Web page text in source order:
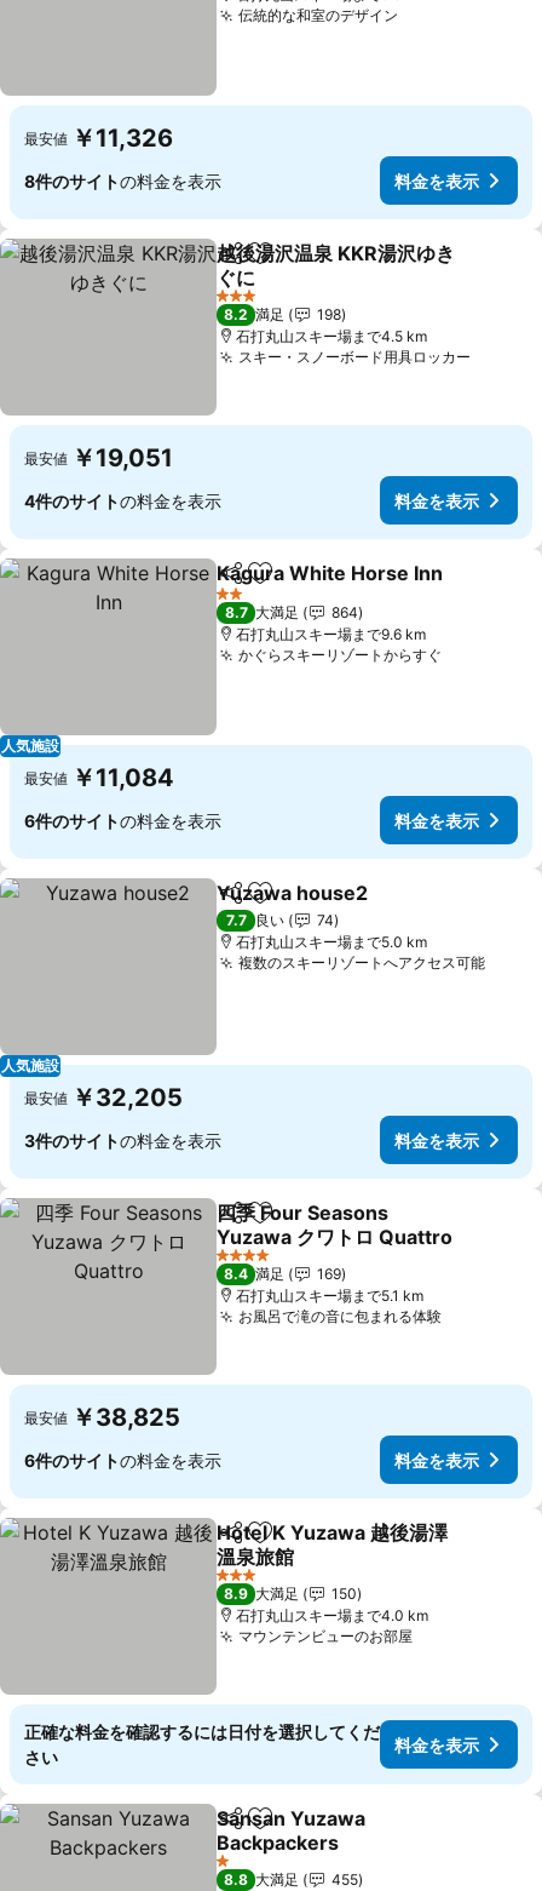
伝統的な和室のデザイン
最安値 ￥11,326
8件のサイトの料金を表示 料金を表示
シェアお気に入りに追加
越後湯沢温泉 KKR湯沢ゆき
ぐに
3 ホテルのランク
8.2 満足
198
石打丸山スキー場まで4.5 km
スキー・スノーボード用具ロッカー
最安値 ￥19,051
4件のサイトの料金を表示 料金を表示
人気施設
シェアお気に入りに追加
Kagura White Horse Inn
2 ホテルのランク
8.7 大満足
864
石打丸山スキー場まで9.6 km
かぐらスキーリゾートからすぐ
最安値 ￥11,084
6件のサイトの料金を表示 料金を表示
人気施設
シェアお気に入りに追加
Yuzawa house2
7.7 良い
74
石打丸山スキー場まで5.0 km
複数のスキーリゾートへアクセス可能
最安値 ￥32,205
3件のサイトの料金を表示 料金を表示
シェアお気に入りに追加
四季 Four Seasons
Yuzawa クワトロ Quattro
4 ホテルのランク
8.4 満足
169
石打丸山スキー場まで5.1 km
お風呂で滝の音に包まれる体験
最安値 ￥38,825
6件のサイトの料金を表示 料金を表示
シェアお気に入りに追加
Hotel K Yuzawa 越後湯澤
溫泉旅館
3 ホテルのランク
8.9 大満足
150
石打丸山スキー場まで4.0 km
マウンテンビューのお部屋
正確な料金を確認するには日付を選択してくだ
さい
料金を表示
シェアお気に入りに追加
Sansan Yuzawa
Backpackers
1 ホテルのランク
8.8 大満足
455